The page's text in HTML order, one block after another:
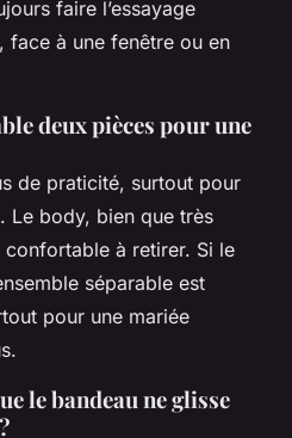
faire l’essayage
à une fenêtre ou en
deux pièces pour une
de praticité, surtout pour
Le body, bien que très
à retirer. Si le
séparable est
pour une mariée
le bandeau ne glisse